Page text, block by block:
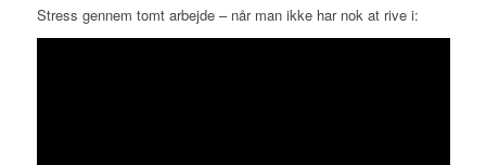
Stress gennem tomt arbejde – når man ikke har nok at rive i: